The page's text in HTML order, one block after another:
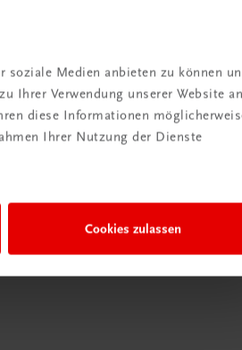
soziale Medien anbieten zu können
Ihrer Verwendung unserer Website an
diese Informationen
Ihrer Nutzung der Dienste
Cookies zulassen